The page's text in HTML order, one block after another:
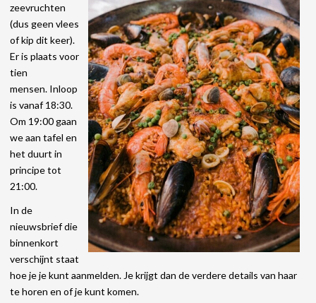
zeevruchten
(dus geen vlees
of kip dit keer).
Er is plaats voor
tien
mensen. Inloop
is vanaf 18:30.
Om 19:00 gaan
we aan tafel en
het duurt in
principe tot
21:00.
In de
nieuwsbrief die
binnenkort
verschijnt staat
hoe je je kunt aanmelden. Je krijgt dan de verdere details van haar
te horen en of je kunt komen.